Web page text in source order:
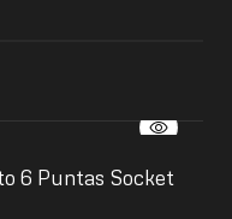
6 Puntas Socket